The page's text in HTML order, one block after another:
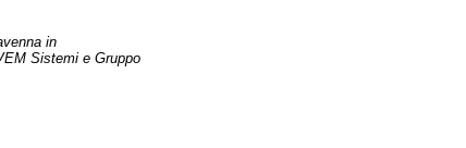
in
Sistemi e Gruppo